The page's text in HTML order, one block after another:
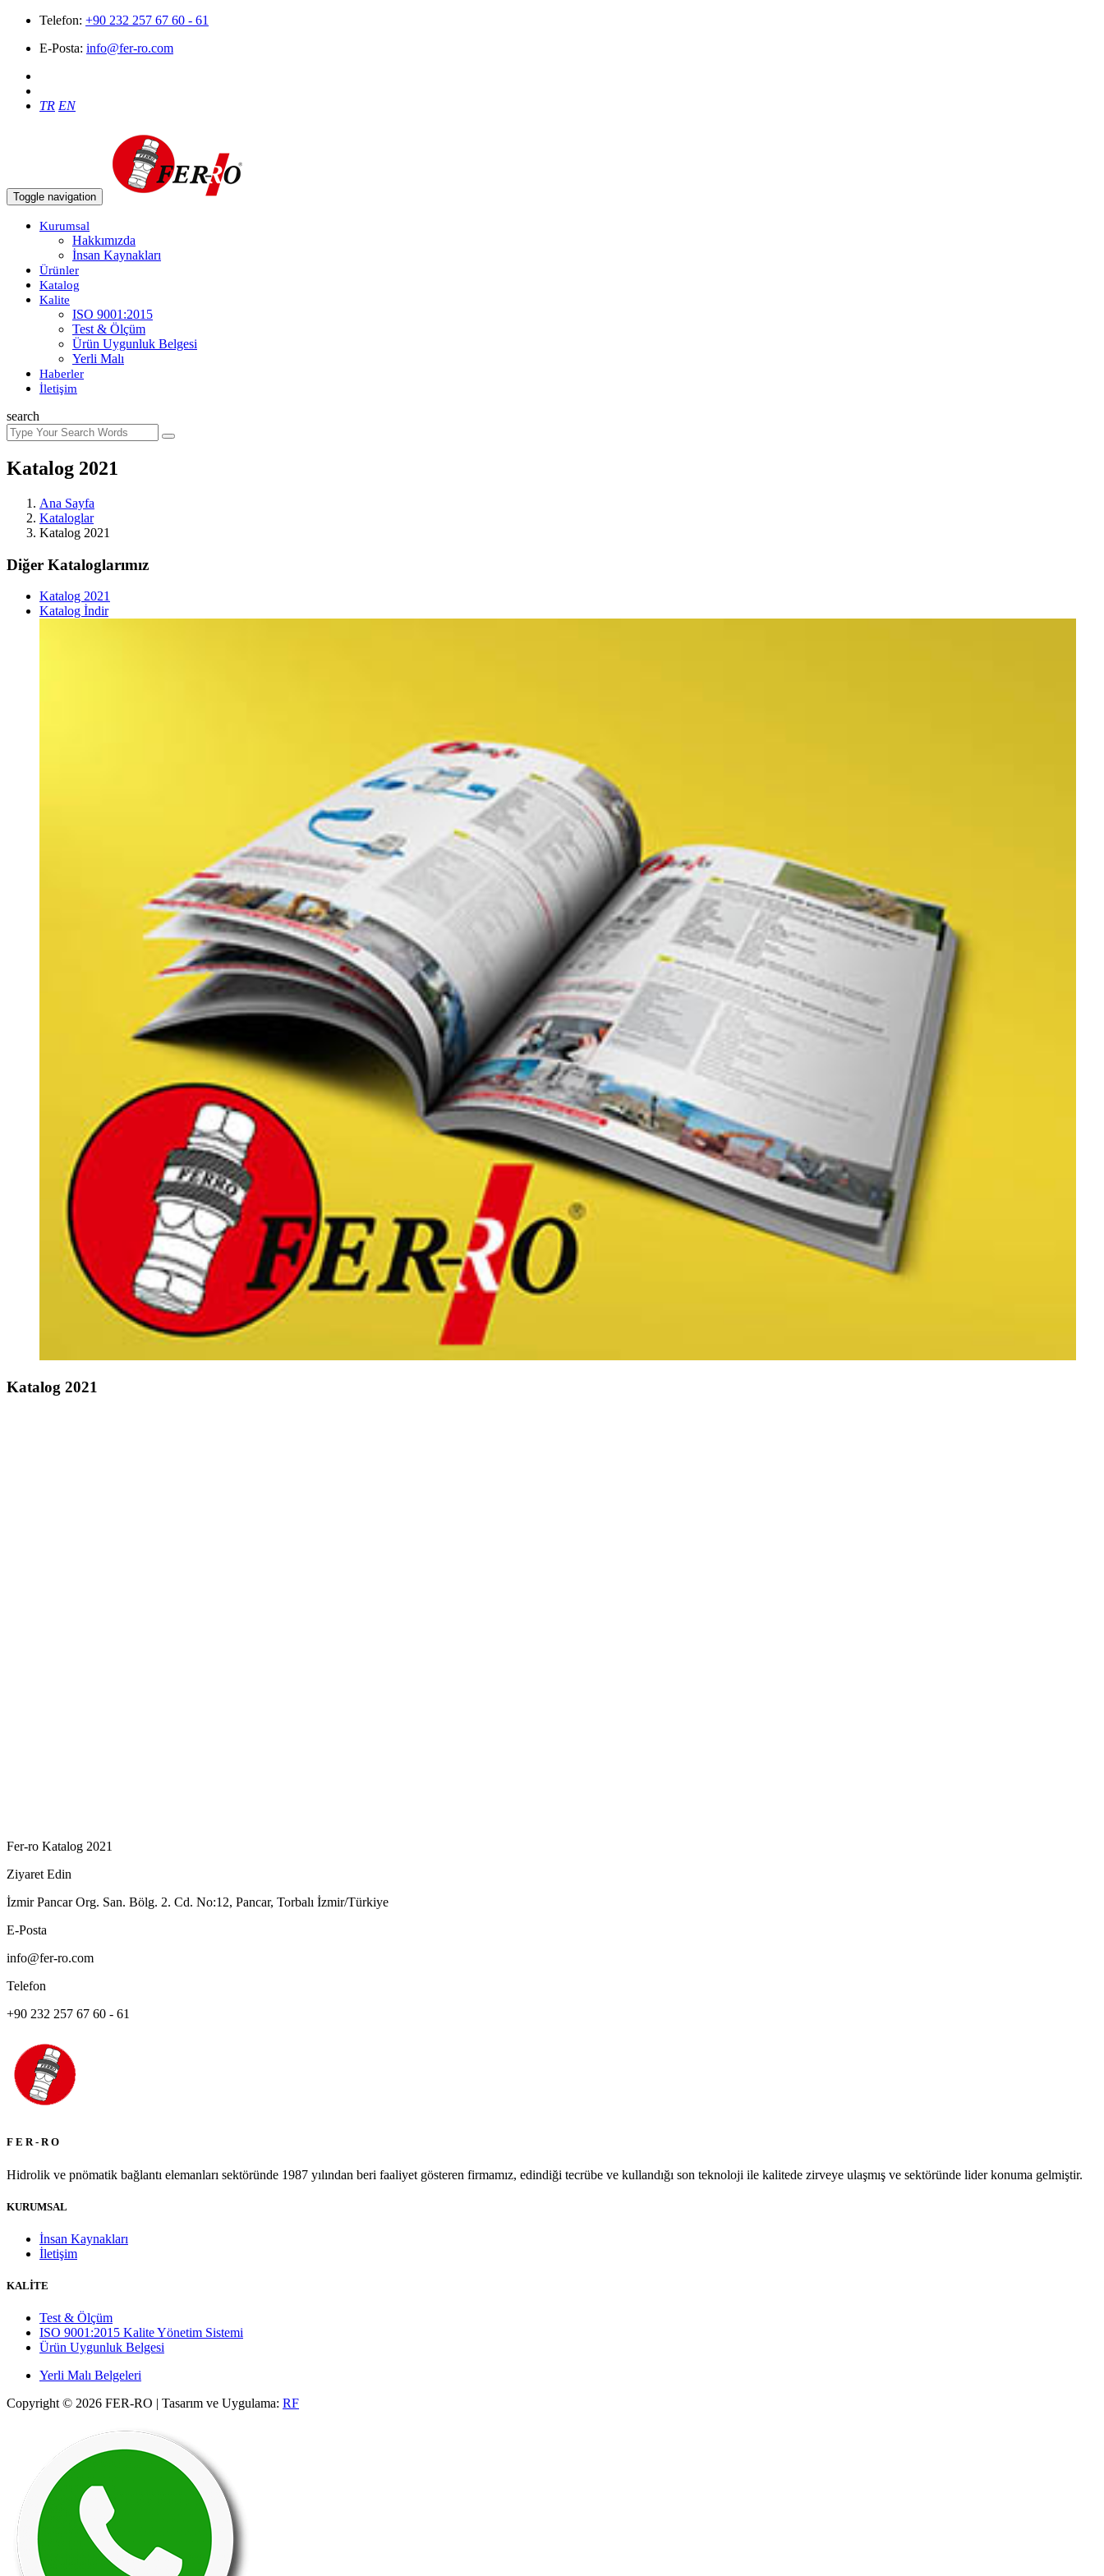
Telefon: +90 232 257 67 60 - 61
E-Posta: info@fer-ro.com
TR EN
Toggle navigation
Kurumsal
Hakkımızda
İnsan Kaynakları
Ürünler
Katalog
Kalite
ISO 9001:2015
Test & Ölçüm
Ürün Uygunluk Belgesi
Yerli Malı
Haberler
İletişim
search
Katalog 2021
Ana Sayfa
Kataloglar
Katalog 2021
Diğer Kataloglarımız
Katalog 2021
Katalog İndir
Katalog 2021
Fer-ro Katalog 2021
Ziyaret Edin
İzmir Pancar Org. San. Bölg. 2. Cd. No:12, Pancar, Torbalı İzmir/Türkiye
E-Posta
info@fer-ro.com
Telefon
+90 232 257 67 60 - 61
F E R - R O
Hidrolik ve pnömatik bağlantı elemanları sektöründe 1987 yılından beri faaliyet gösteren firmamız, edindiği tecrübe ve kullandığı son teknoloji ile kalitede zirveye ulaşmış ve sektöründe lider konuma gelmiştir.
KURUMSAL
İnsan Kaynakları
İletişim
KALİTE
Test & Ölçüm
ISO 9001:2015 Kalite Yönetim Sistemi
Ürün Uygunluk Belgesi
Yerli Malı Belgeleri
Copyright © 2026 FER-RO | Tasarım ve Uygulama: RF